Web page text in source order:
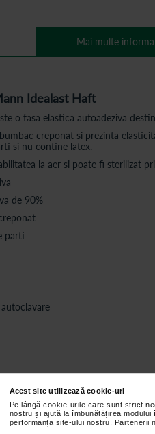
Acest site utilizează cookie-uri
Pe lângă cookie-urile care sunt strict
nostru și ajută la îmbunătățirea
performanța site-ului nostru. Partenerii
Idealast Haft
o fasa elastica autoadeziva
creponat si prezinta
si nu contine latex.
la aer si poate fi sterilizat
de 90%
parti
autoadeziva
90%
Mai multe